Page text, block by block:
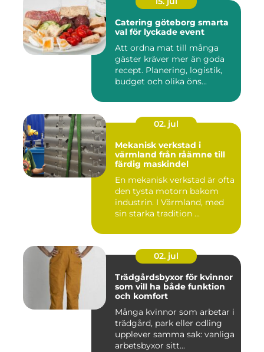
Catering göteborg smarta
val för lyckade event
Att ordna mat till många
gäster kräver mer än goda
recept. Planering, logistik,
budget och olika öns...
02. jul
Mekanisk verkstad i
värmland från råämne till
färdig maskindel
En mekanisk verkstad är ofta
den tysta motorn bakom
industrin. I Värmland, med
sin starka tradition ...
02. jul
Trädgårdsbyxor för kvinnor
som vill ha både funktion
och komfort
Många kvinnor som arbetar i
trädgård, park eller odling
upplever samma sak: vanliga
arbetsbyxor sitt...